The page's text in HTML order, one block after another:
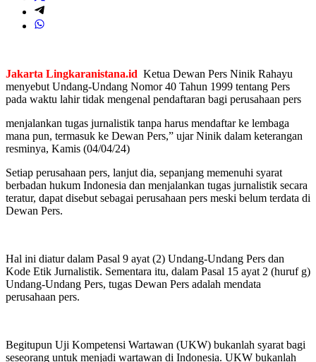
Jakarta Lingkaranistana.id Ketua Dewan Pers Ninik Rahayu
menyebut Undang-Undang Nomor 40 Tahun 1999 tentang Pers
pada waktu lahir tidak mengenal pendaftaran bagi perusahaan pers
menjalankan tugas jurnalistik tanpa harus mendaftar ke lembaga
mana pun, termasuk ke Dewan Pers,” ujar Ninik dalam keterangan
resminya, Kamis (04/04/24)
Setiap perusahaan pers, lanjut dia, sepanjang memenuhi syarat
berbadan hukum Indonesia dan menjalankan tugas jurnalistik secara
teratur, dapat disebut sebagai perusahaan pers meski belum terdata di
Dewan Pers.
Hal ini diatur dalam Pasal 9 ayat (2) Undang-Undang Pers dan
Kode Etik Jurnalistik. Sementara itu, dalam Pasal 15 ayat 2 (huruf g)
Undang-Undang Pers, tugas Dewan Pers adalah mendata
perusahaan pers.
Begitupun Uji Kompetensi Wartawan (UKW) bukanlah syarat bagi
seseorang untuk menjadi wartawan di Indonesia. UKW bukanlah